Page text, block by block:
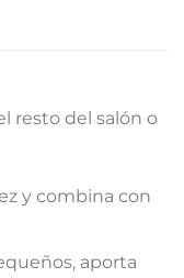
resto del salón o
y combina con
aporta